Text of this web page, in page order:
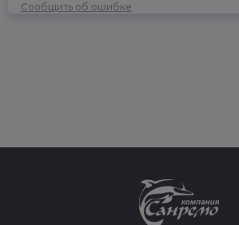
Сообщить об ошибке